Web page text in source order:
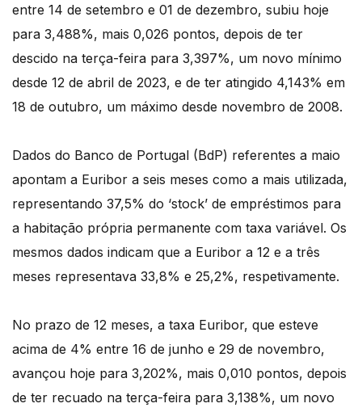
entre 14 de setembro e 01 de dezembro, subiu hoje
para 3,488%, mais 0,026 pontos, depois de ter
descido na terça-feira para 3,397%, um novo mínimo
desde 12 de abril de 2023, e de ter atingido 4,143% em
18 de outubro, um máximo desde novembro de 2008.
Dados do Banco de Portugal (BdP) referentes a maio
apontam a Euribor a seis meses como a mais utilizada,
representando 37,5% do ‘stock’ de empréstimos para
a habitação própria permanente com taxa variável. Os
mesmos dados indicam que a Euribor a 12 e a três
meses representava 33,8% e 25,2%, respetivamente.
No prazo de 12 meses, a taxa Euribor, que esteve
acima de 4% entre 16 de junho e 29 de novembro,
avançou hoje para 3,202%, mais 0,010 pontos, depois
de ter recuado na terça-feira para 3,138%, um novo